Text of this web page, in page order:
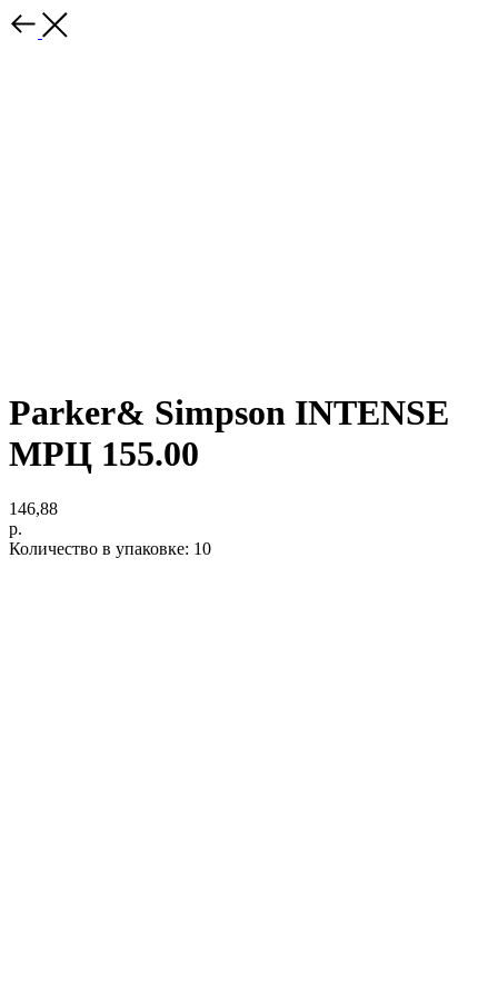
Parker& Simpson INTENSE
МРЦ 155.00
146,88
р.
Количество в упаковке: 10